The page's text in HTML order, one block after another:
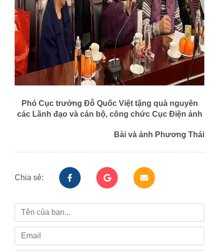
Phó Cục trưởng Đỗ Quốc Việt tặng quà nguyên
các Lãnh đạo và cán bộ, công chức Cục Điện ảnh
Bài và ảnh Phương Thái
Chia sẻ: